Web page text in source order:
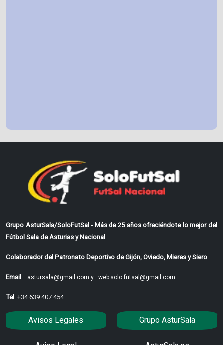
Grupo AsturSala/SoloFutSal - Más de 25 años ofreciéndote lo mejor del
Fútbol Sala de Asturias y Nacional
Colaborador del Patronato Deportivo de Gijón, Oviedo, Mieres y Siero
Email: astursala@gmail.com y web.solo.futsal@gmail.com
Tel: +34 639 407 454
Avisos Legales Grupo AsturSala